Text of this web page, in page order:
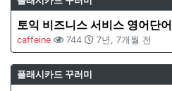
토익 비즈니스 서비스 영어단어
caffeine 744 7년, 7개월 전
플래시카드 꾸러미